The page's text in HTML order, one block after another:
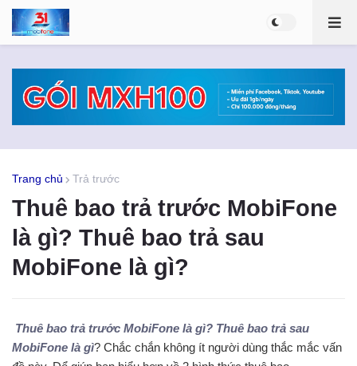
Trang chủ Trả trước
Thuê bao trả trước MobiFone
là gì? Thuê bao trả sau
MobiFone là gì?
Thuê bao trả trước MobiFone là gì? Thuê bao trả sau
MobiFone là gì? Chắc chắn không ít người dùng thắc mắc vấn